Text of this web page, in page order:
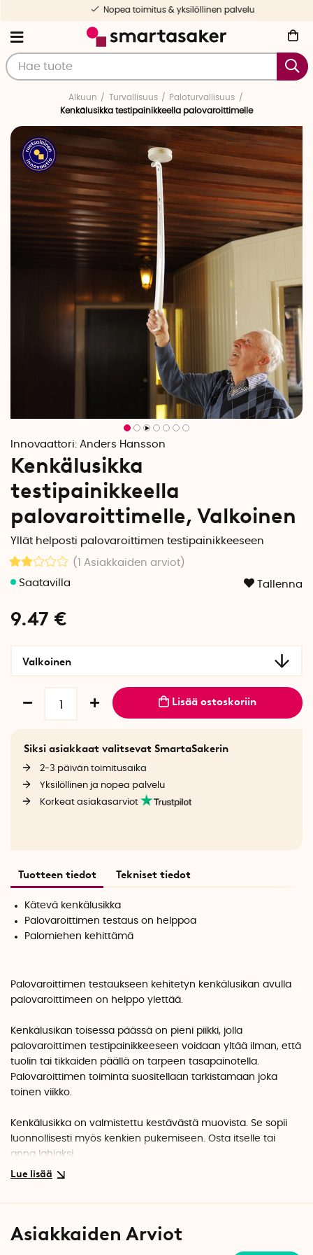
Nopea toimitus & yksilöllinen palvelu
Alkuun Turvallisuus
Paloturvallisuus
Kenkälusikka testipainikkeella palovaroittimelle
Innovaattori: Anders Hansson
Kenkälusikka
testipainikkeella
palovaroittimelle, Valkoinen
Yllät helposti palovaroittimen testipainikkeeseen
(1 Asiakkaiden arviot )
Tallenna
9.47 €
Valkoinen
Lisää ostoskoriin
Siksi asiakkaat valitsevat SmartaSakerin
2-3 päivän toimitusaika
Yksilöllinen ja nopea palvelu
Korkeat asiakasarviot
Tuotteen tiedot Tekniset tiedot
Kätevä kenkälusikka
Palovaroittimen testaus on helppoa
Palomiehen kehittämä
Palovaroittimen testaukseen kehitetyn kenkälusikan avulla
palovaroittimeen on helppo ylettää.
Kenkälusikan toisessa päässä on pieni piikki, jolla
palovaroittimen testipainikkeeseen voidaan yltää ilman, että
tuolin tai tikkaiden päällä on tarpeen tasapainotella.
Palovaroittimen toiminta suositellaan tarkistamaan joka
toinen viikko.
Kenkälusikka on valmistettu kestävästä muovista. Se sopii
luonnollisesti myös kenkien pukemiseen. Osta itselle tai
anna lahjaksi.
Materiaali: Kierrätettävää ABS-muovia
Asiakkaiden Arviot